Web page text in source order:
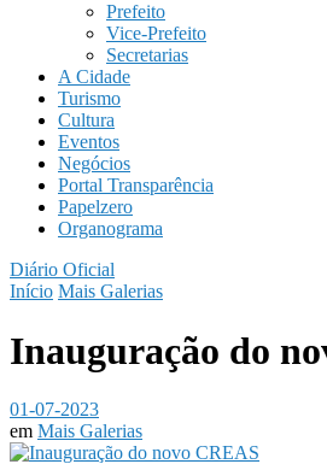
Prefeito
Vice-Prefeito
Secretarias
A Cidade
Turismo
Cultura
Eventos
Negócios
Portal Transparência
Papelzero
Organograma
Diário Oficial
Início Mais Galerias
Inauguração do
01-07-2023
em Mais Galerias